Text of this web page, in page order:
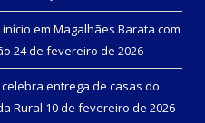
em Magalhães Barata com
24 de fevereiro de 2026
entrega de casas do
Rural 10 de fevereiro de 2026